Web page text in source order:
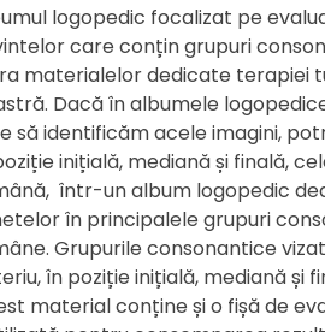
logopedic focalizat pe
care conțin grupuri
materialelor dedicate terapiei
Dacă în albumele
să identificăm acele imagini,
inițială, mediană și finală,
într-un album logopedic
în principalele grupuri
Grupurile consonantice
în poziție inițială, mediană și
material conține și o fișă de